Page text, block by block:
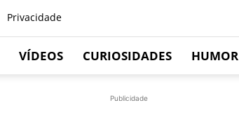
Privacidade
VÍDEOS CURIOSIDADES HUMOR
Publicidade